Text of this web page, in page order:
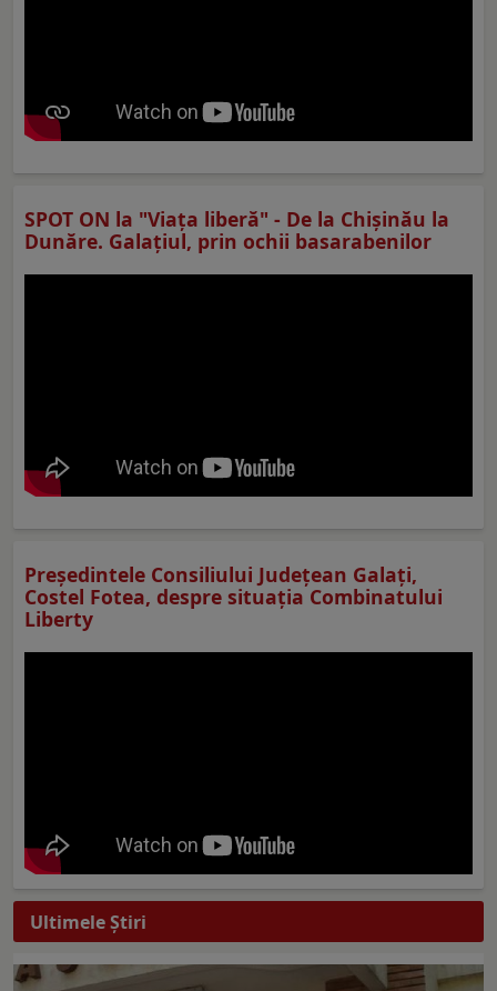
SPOT ON la "Viaţa liberă" - De la Chișinău la
Dunăre. Galațiul, prin ochii basarabenilor
Preşedintele Consiliului Judeţean Galaţi,
Costel Fotea, despre situaţia Combinatului
Liberty
Ultimele Ştiri